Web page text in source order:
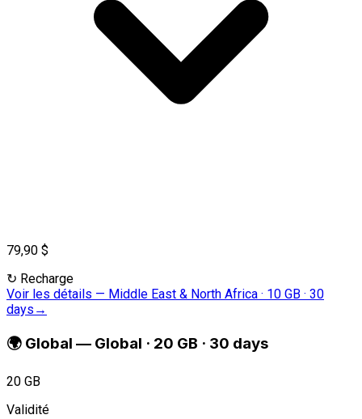
79,90 $
↻ Recharge
Voir les détails — Middle East & North Africa · 10 GB · 30
days →
🌍 Global — Global · 20 GB · 30 days
20 GB
Validité